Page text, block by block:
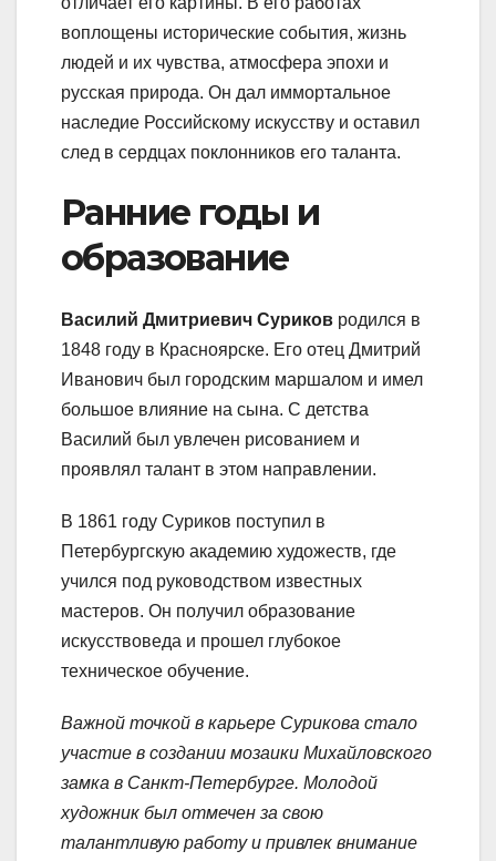
воплощены исторические события, жизнь
людей и их чувства, атмосфера эпохи и
русская природа. Он дал иммортальное
наследие Российскому искусству и оставил
след в сердцах поклонников его таланта.
Ранние годы и
образование
Василий Дмитриевич Суриков родился в
1848 году в Красноярске. Его отец Дмитрий
Иванович был городским маршалом и имел
большое влияние на сына. С детства
Василий был увлечен рисованием и
проявлял талант в этом направлении.
В 1861 году Суриков поступил в
Петербургскую академию художеств, где
учился под руководством известных
мастеров. Он получил образование
искусствоведа и прошел глубокое
техническое обучение.
Важной точкой в карьере Сурикова стало
участие в создании мозаики Михайловского
замка в Санкт-Петербурге. Молодой
художник был отмечен за свою
талантливую работу и привлек внимание